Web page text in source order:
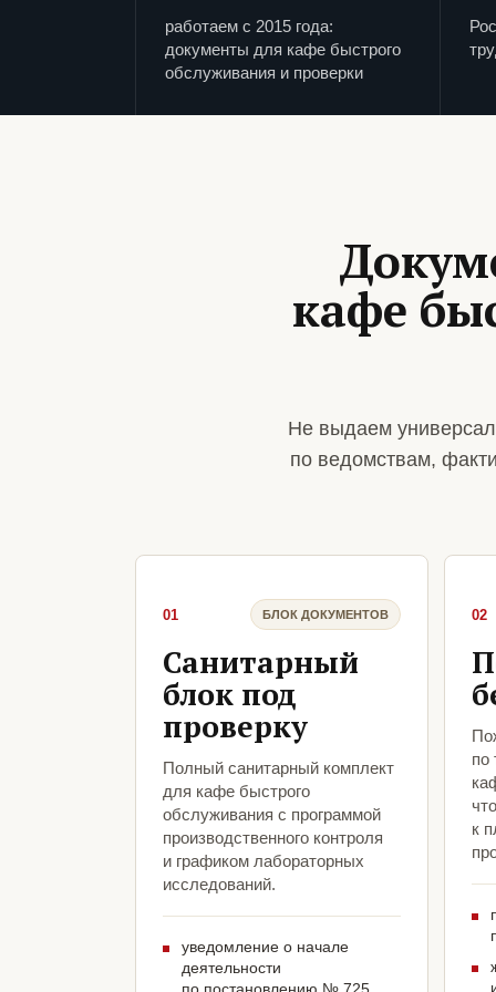
работаем с 2015 года:
документы для кафе быстрого
обслуживания и проверки
кафе
Не выдаем
по ведомствам,
01 БЛОК ДОКУМЕНТОВ
Санитарный
блок под
проверку
Полный санитарный комплект
для кафе быстрого
обслуживания с программой
производственного контроля
и графиком лабораторных
исследований.
уведомление о начале
деятельности
02
по
к